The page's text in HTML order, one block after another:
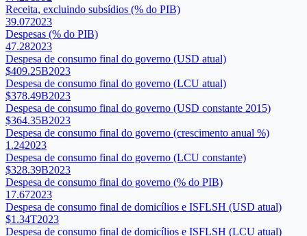
Receita, excluindo subsídios (% do PIB)
39.072023
Despesas (% do PIB)
47.282023
Despesa de consumo final do governo (USD atual)
$409.25B2023
Despesa de consumo final do governo (LCU atual)
$378.49B2023
Despesa de consumo final do governo (USD constante 2015)
$364.35B2023
Despesa de consumo final do governo (crescimento anual %)
1.242023
Despesa de consumo final do governo (LCU constante)
$328.39B2023
Despesa de consumo final do governo (% do PIB)
17.672023
Despesa de consumo final de domicílios e ISFLSH (USD atual)
$1.34T2023
Despesa de consumo final de domicílios e ISFLSH (LCU atual)